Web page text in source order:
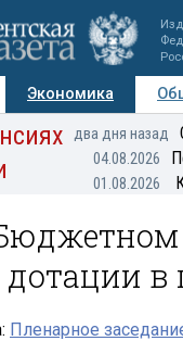
Экономика
Персоны Мнения
два дня назад
04.08.2026
01.08.2026
дотации
Пленарное